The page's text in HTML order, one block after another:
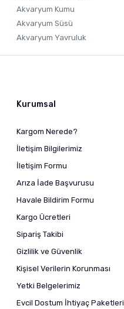
Akvaryum Kumu
Akvaryum Süsü
Akvaryum Yavruluk
Kurumsal
Kargom Nerede?
İletişim Bilgilerimiz
İletişim Formu
Arıza İade Başvurusu
Havale Bildirim Formu
Kargo Ücretleri
Sipariş Takibi
Gizlilik ve Güvenlik
Kişisel Verilerin Korunması
Yetki Belgelerimiz
Evcil Dostum İhtiyaç Paketleri